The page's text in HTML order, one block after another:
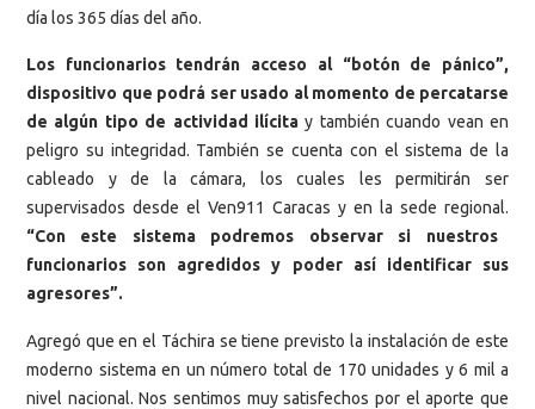
día los 365 días del año.
Los funcionarios tendrán acceso al “botón de pánico”,
dispositivo que podrá ser usado al momento de percatarse
de algún tipo de actividad ilícita y también cuando vean en
peligro su integridad. También se cuenta con el sistema de la
cableado y de la cámara, los cuales les permitirán ser
supervisados desde el Ven911 Caracas y en la sede regional.
“Con este sistema podremos observar si nuestros
funcionarios son agredidos y poder así identificar sus
agresores”.
Agregó que en el Táchira se tiene previsto la instalación de este
moderno sistema en un número total de 170 unidades y 6 mil a
nivel nacional. Nos sentimos muy satisfechos por el aporte que